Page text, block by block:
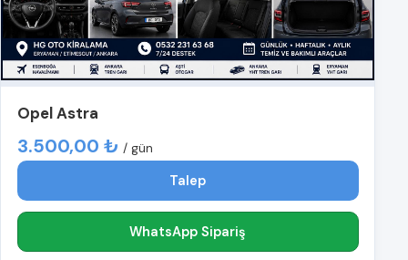
Opel Astra
3.500,00 ₺ / gün
Talep
WhatsApp Sipariş